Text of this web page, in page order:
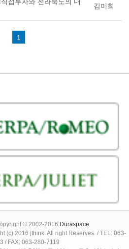
김미희
1
© 2002-2016 Duraspace
(c) 2016 jthink. All right Reserves. / TEL: 063-
/ FAX: 063-280-7119